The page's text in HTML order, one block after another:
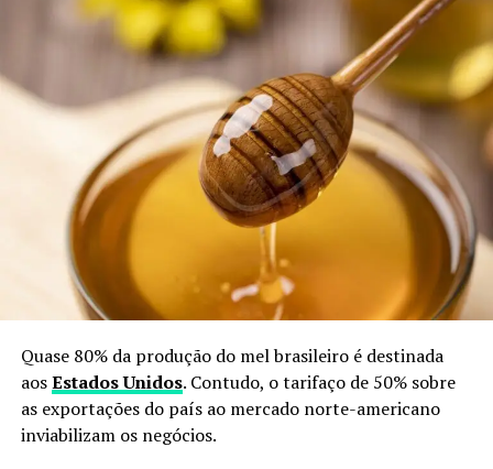
Quase 80% da produção do mel brasileiro é destinada
aosEstados Unidos. Contudo, o tarifaço de 50% sobre
as exportações do país ao mercado norte-americano
inviabilizam os negócios.